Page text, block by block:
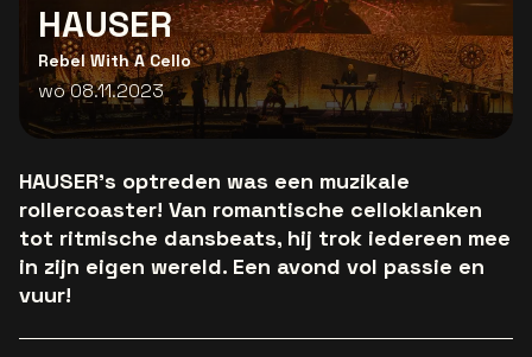
HAUSER
Rebel With A Cello
wo 08.11.2023
HAUSER’s optreden was een muzikale
rollercoaster! Van romantische celloklanken
tot ritmische dansbeats, hij trok iedereen mee
in zijn eigen wereld. Een avond vol passie en
vuur!